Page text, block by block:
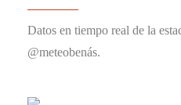
Datos en tiempo real de la
@meteobenás.